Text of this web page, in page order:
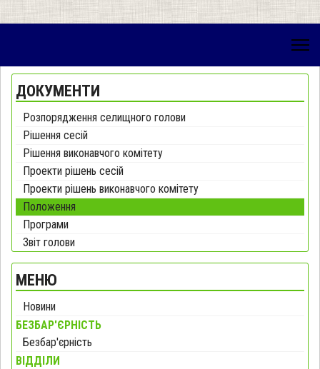
ДОКУМЕНТИ
Розпорядження селищного голови
Рішення сесій
Рішення виконавчого комітету
Проекти рішень сесій
Проекти рішень виконавчого комітету
Положення
Програми
Звіт голови
МЕНЮ
Новини
БЕЗБАР'ЄРНІСТЬ
Безбар'єрність
ВІДДІЛИ